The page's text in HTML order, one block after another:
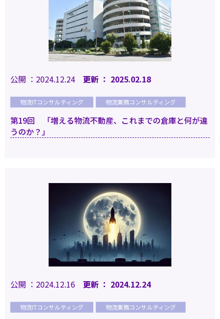
公開 ：2024.12.24 更新 ： 2025.02.18
物流ITコンサルティング 物流業務コンサルティング
第19回 「増える物流不動産、これまでの倉庫と何が違
うのか？」
公開 ：2024.12.16 更新 ： 2024.12.24
物流ITコンサルティング 物流業務コンサルティング